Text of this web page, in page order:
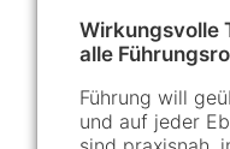
Wirkungsvolle
alle
Führung will
und auf jeder